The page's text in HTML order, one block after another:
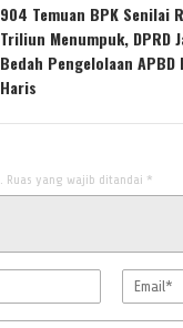
904 Temuan BPK Senilai
Triliun Menumpuk, DPRD
Bedah Pengelolaan APBD
Haris
Ruas yang wajib ditandai *